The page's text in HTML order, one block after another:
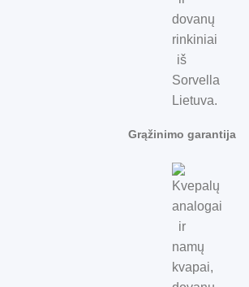
Grąžinimo garantija